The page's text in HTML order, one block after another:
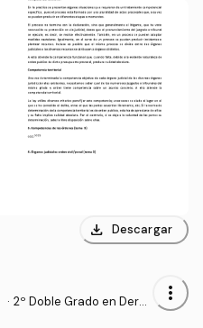
download Descargar
· 2º Doble Grado en Dere
more_vert